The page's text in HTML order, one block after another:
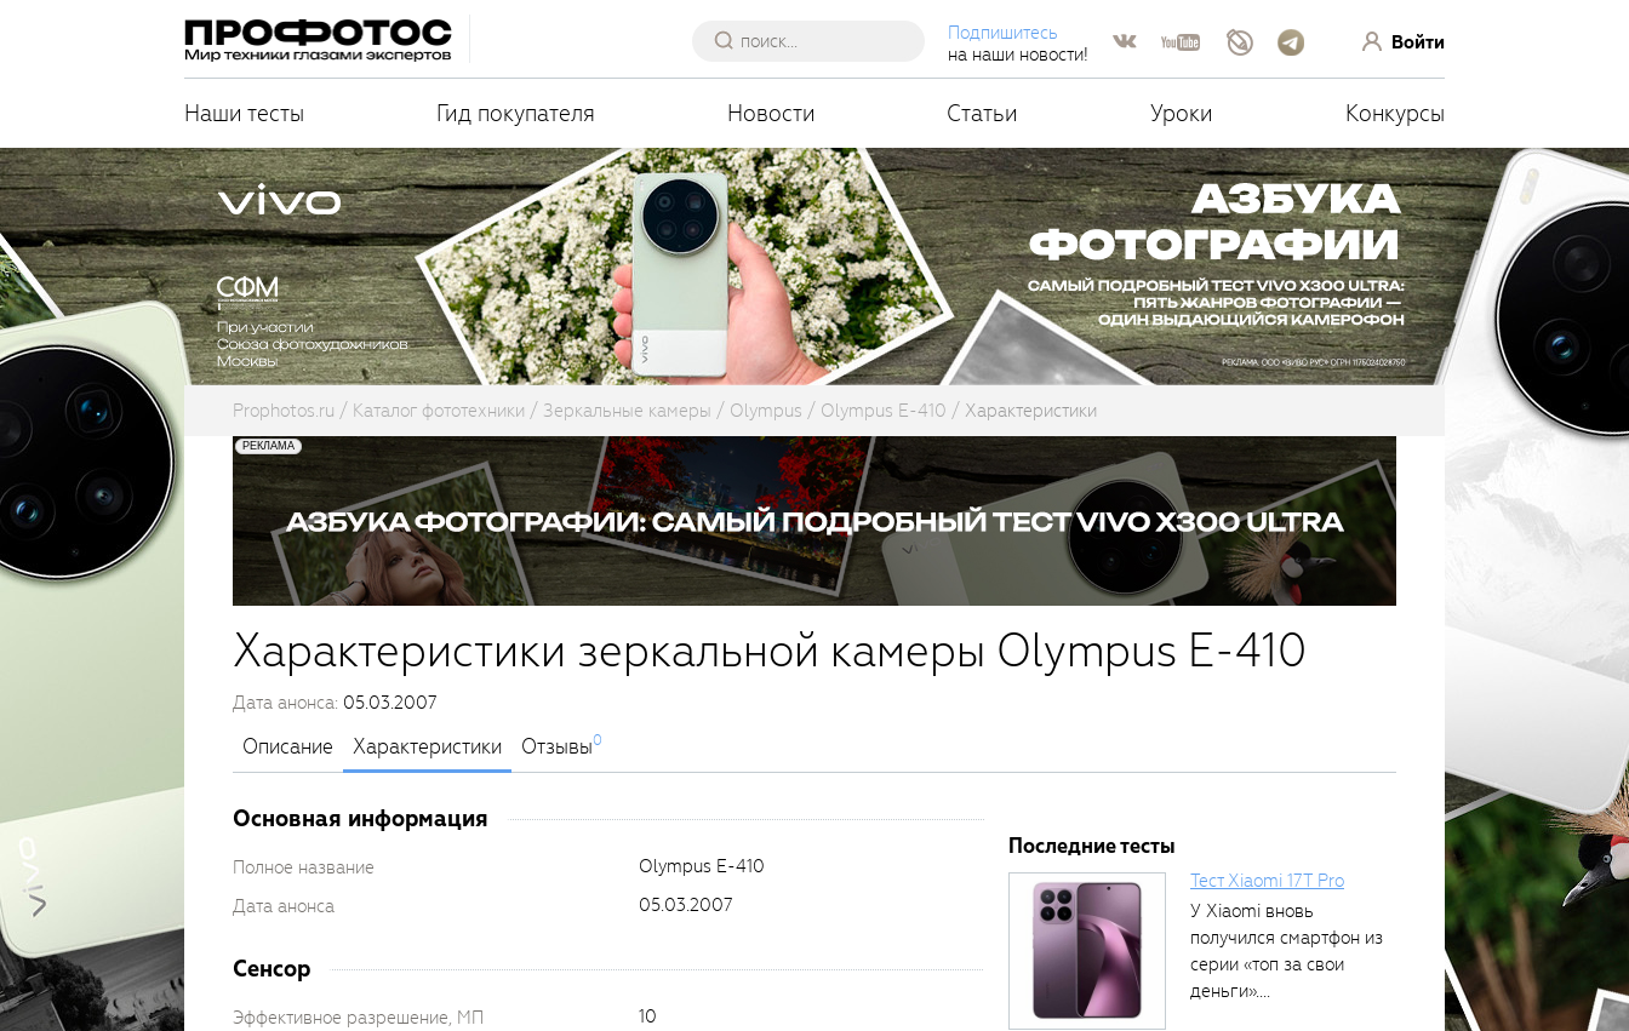
Подпишитесь
на наши новости!
Войти
Наши тесты Гид покупателя Новости Статьи Уроки Конкурсы
Prophotos.ru Каталог фототехники Зеркальные камеры Olympus Olympus E-410 Характеристики
Характеристики зеркальной камеры Olympus E-410
Дата анонса: 05.03.2007
Описание Характеристики Отзывы0
Основная информация
Полное название
Olympus E-410
Дата анонса
05.03.2007
Сенсор
Эффективное разрешение, МП
10
Последние тесты
Тест Xiaomi 17T Pro
У Xiaomi вновь
получился смартфон из
серии «топ за свои
деньги»....